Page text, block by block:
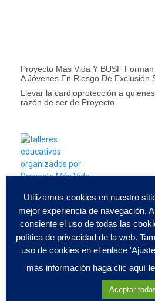
Proyecto Más Vida Y BUSF
A Jóvenes En Riesgo De Exclusión
Llevar la cardioprotección a
razón de ser de Proyecto
Menudos Corazones Y Proyecto
Aprendizaje Y Solidaridad En Una
Utilizamos cookies en nuestro
mejor experiencia de navegación.
consiente el uso de todas las
política de privacidad de la web.
uso de cookies en el enlace
más información haga clic aquí
Aceptar